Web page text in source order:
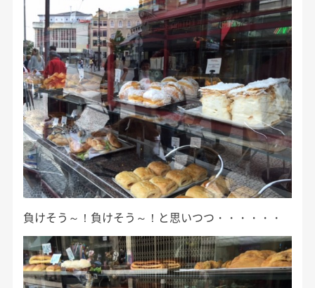
負けそう～！負けそう～！と思いつつ・・・・・・